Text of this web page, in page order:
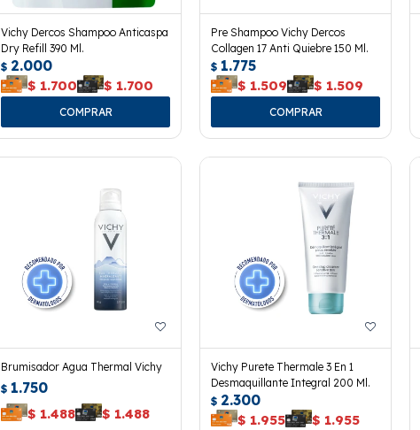
Vichy Dercos Shampoo Anticaspa
Dry Refill 390 Ml.
$ 2.000
$ 1.700 $ 1.700
Pre Shampoo Vichy Dercos
Collagen 17 Anti Quiebre 150 Ml.
$ 1.775
$ 1.509 $ 1.509
Brumisador Agua Thermal Vichy
$ 1.750
$ 1.488 $ 1.488
Vichy Purete Thermale 3 En 1
Desmaquillante Integral 200 Ml.
$ 2.300
$ 1.955 $ 1.955